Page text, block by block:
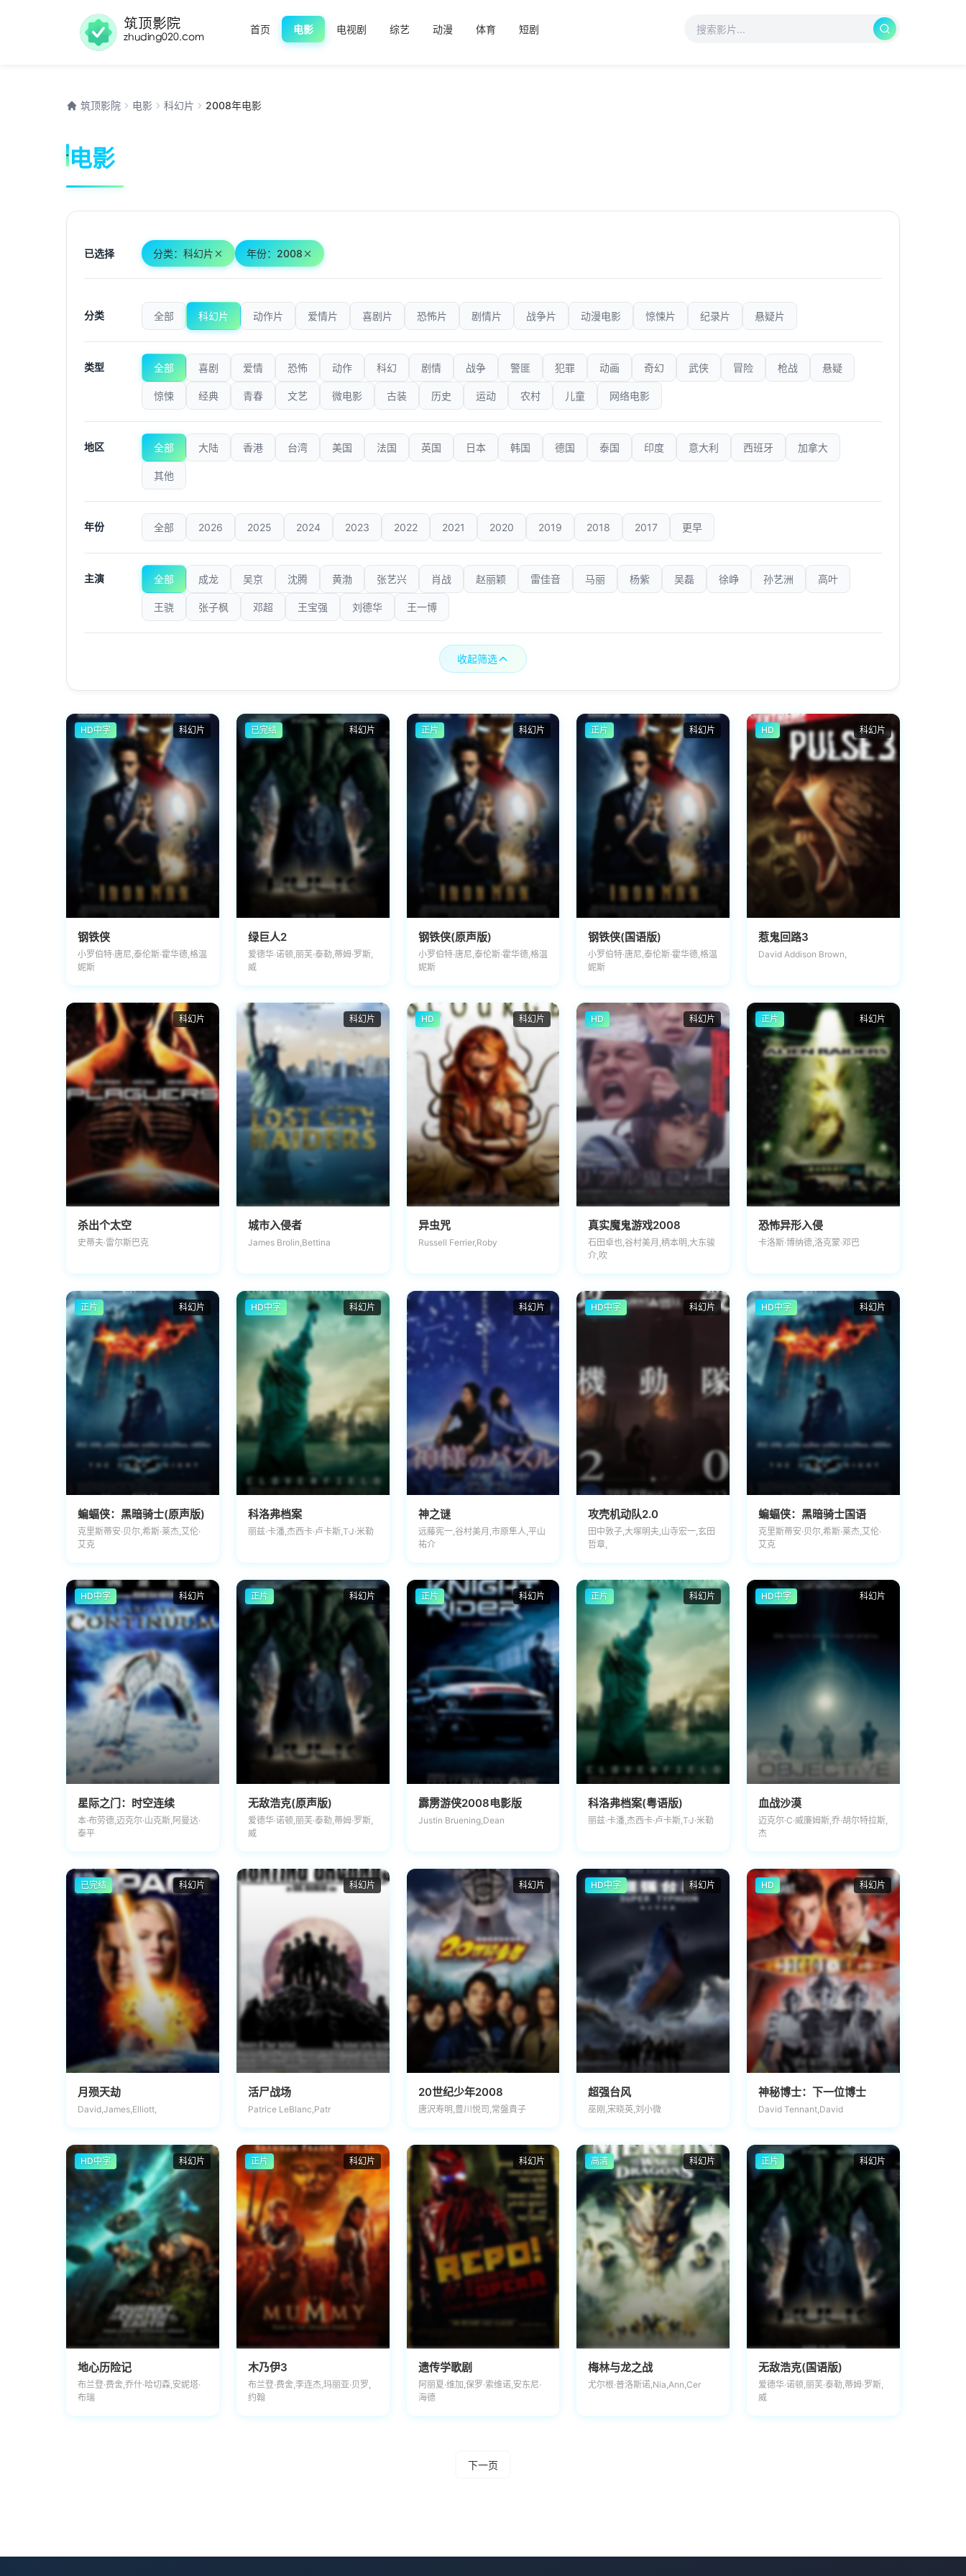
首页 电影 电视剧 综艺 动漫 体育 短剧
筑顶影院 电影 科幻片 2008年电影
电影
已选择 分类：科幻片 年份：2008
分类 全部 科幻片 动作片 爱情片 喜剧片 恐怖片 剧情片 战争片 动漫电影 惊悚片 纪录片 悬疑片
类型 全部 喜剧 爱情 恐怖 动作 科幻 剧情 战争 警匪 犯罪 动画 奇幻 武侠 冒险 枪战 悬疑
惊悚 经典 青春 文艺 微电影 古装 历史 运动 农村 儿童 网络电影
地区 全部 大陆 香港 台湾 美国 法国 英国 日本 韩国 德国 泰国 印度 意大利 西班牙 加拿大
其他
年份 全部 2026 2025 2024 2023 2022 2021 2020 2019 2018 2017 更早
主演 全部 成龙 吴京 沈腾 黄渤 张艺兴 肖战 赵丽颖 雷佳音 马丽 杨紫 吴磊 徐峥 孙艺洲 高叶
王骁 张子枫 邓超 王宝强 刘德华 王一博
收起筛选
科幻片
HD中字
钢铁侠
小罗伯特·唐尼,泰伦斯·霍华德,格温
妮斯
科幻片
已完结
绿巨人2
爱德华·诺顿,丽芙·泰勒,蒂姆·罗斯,
威
科幻片
正片
钢铁侠(原声版)
小罗伯特·唐尼,泰伦斯·霍华德,格温
妮斯
科幻片
正片
钢铁侠(国语版)
小罗伯特·唐尼,泰伦斯·霍华德,格温
妮斯
科幻片
HD
惹鬼回路3
David Addison Brown,
科幻片
杀出个太空
史蒂夫·雷尔斯巴克
科幻片
城市入侵者
James Brolin,Bettina
科幻片
HD
异虫咒
Russell Ferrier,Roby
科幻片
HD
真实魔鬼游戏2008
石田卓也,谷村美月,柄本明,大东骏
介,吹
科幻片
正片
恐怖异形入侵
卡洛斯·博纳德,洛克蒙·邓巴
科幻片
正片
蝙蝠侠：黑暗骑士(原声版)
克里斯蒂安·贝尔,希斯·莱杰,艾伦·
艾克
科幻片
HD中字
科洛弗档案
丽兹·卡潘,杰西卡·卢卡斯,T·J·米勒
科幻片
神之谜
远藤宪一,谷村美月,市原隼人,平山
祐介
科幻片
HD中字
攻壳机动队2.0
田中敦子,大塚明夫,山寺宏一,玄田
哲章,
科幻片
HD中字
蝙蝠侠：黑暗骑士国语
克里斯蒂安·贝尔,希斯·莱杰,艾伦·
艾克
科幻片
HD中字
星际之门：时空连续
本·布劳德,迈克尔·山克斯,阿曼达·
泰平
科幻片
正片
无敌浩克(原声版)
爱德华·诺顿,丽芙·泰勒,蒂姆·罗斯,
威
科幻片
正片
霹雳游侠2008电影版
Justin Bruening,Dean
科幻片
正片
科洛弗档案(粤语版)
丽兹·卡潘,杰西卡·卢卡斯,T·J·米勒
科幻片
HD中字
血战沙漠
迈克尔·C·威廉姆斯,乔·胡尔特拉斯,
杰
科幻片
已完结
月殒天劫
David,James,Elliott,
科幻片
活尸战场
Patrice LeBlanc,Patr
科幻片
20世纪少年2008
唐沢寿明,豊川悦司,常盤貴子
科幻片
HD中字
超强台风
巫刚,宋晓英,刘小微
科幻片
HD
神秘博士：下一位博士
David Tennant,David
科幻片
HD中字
地心历险记
布兰登·费舍,乔什·哈切森,安妮塔·
布瑞
科幻片
正片
木乃伊3
布兰登·费舍,李连杰,玛丽亚·贝罗,
约翰
科幻片
遗传学歌剧
阿丽夏·维加,保罗·索维诺,安东尼·
海德
科幻片
高清
梅林与龙之战
尤尔根·普洛斯诺,Nia,Ann,Cer
科幻片
正片
无敌浩克(国语版)
爱德华·诺顿,丽芙·泰勒,蒂姆·罗斯,
威
下一页